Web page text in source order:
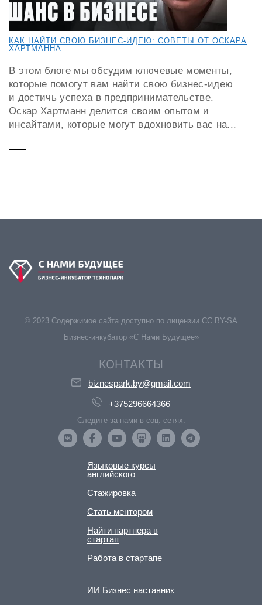
КАК НАЙТИ СВОЮ БИЗНЕС-ИДЕЮ: СОВЕТЫ ОТ ОСКАРА
ХАРТМАННА
В этом блоге мы обсудим ключевые моменты,
которые помогут вам найти свою бизнес-идею
и достичь успеха в предпринимательстве.
Оскар Хартманн делится своим опытом и
инсайтами, которые могут вдохновить вас на...
© 2023 Содержимое сайта доступно по лицензии CC BY-SA
Бизнес-инкубатор «С Нами Будущее»
КОНТАКТЫ
biznespark.by@gmail.com
+375296664366
Следите за нами в соц. сетях:
Языковые курсы
английского
Стажировка
Стать ментором
Найти партнера в
стартап
Работа в стартапе
ИИ Бизнес наставник